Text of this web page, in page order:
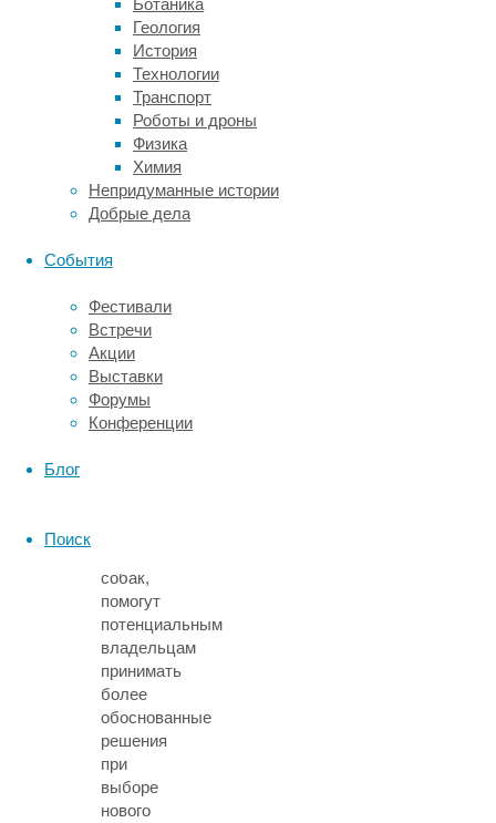
Ботаника
Геология
История
Технологии
Транспорт
Роботы и дроны
Физика
Химия
Непридуманные истории
Добрые дела
События
Фестивали
Встречи
Акции
Выставки
Форумы
Конференции
Блог
Поиск
обладают
лучшим
здоровьем,
несмотря
на
ограниченность
фактов,
подтверждающих
это.
колледжа
(Великобритания)
уверены,
собак,
помогут
потенциальным
владельцам
принимать
более
обоснованные
решения
при
выборе
нового